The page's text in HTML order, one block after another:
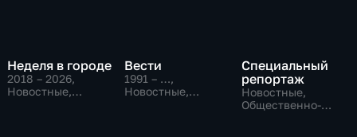
Неделя в городе
2018 – 2026,
Новостные,
Вести
1991 – …,
Новостные,
Специальный
репортаж
Новостные,
Общественно-